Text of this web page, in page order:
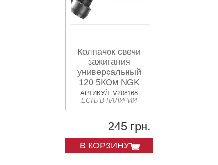
Колпачок свечи
зажигания
универсальный
120 5КОм NGK
8032 / VB05F
АРТИКУЛ: V208168
ЕСТЬ В НАЛИЧИИ
245 грн.
В КОРЗИНУ